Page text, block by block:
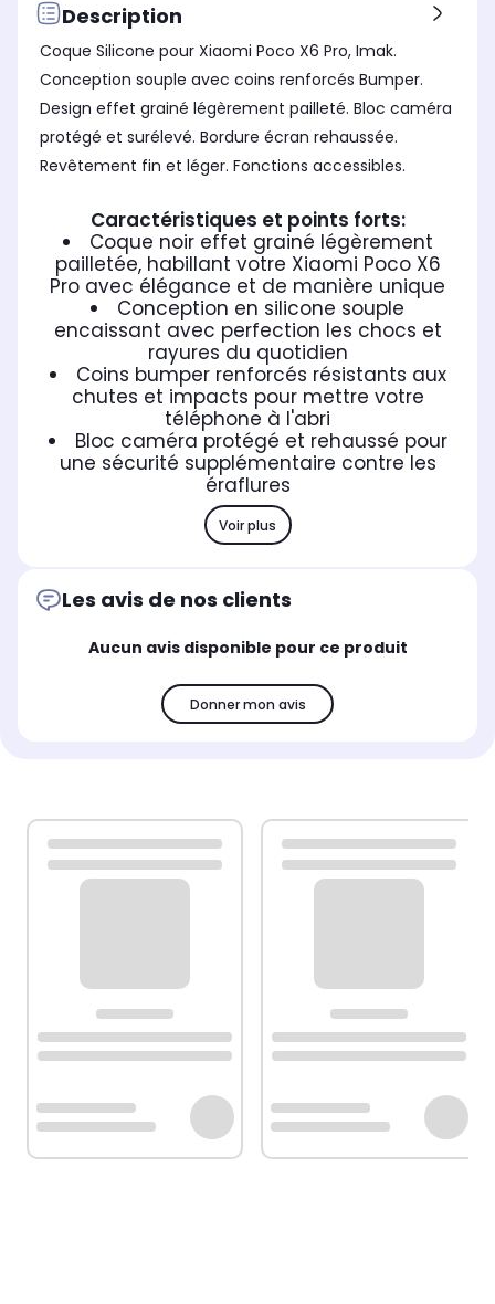
Description
Coque Silicone pour Xiaomi Poco X6 Pro, Imak.
Conception souple avec coins renforcés Bumper.
Design effet grainé légèrement pailleté. Bloc caméra
protégé et surélevé. Bordure écran rehaussée.
Revêtement fin et léger. Fonctions accessibles.
Caractéristiques et points forts:
Coque noir effet grainé légèrement
pailletée, habillant votre Xiaomi Poco X6
Pro avec élégance et de manière unique
Conception en silicone souple
encaissant avec perfection les chocs et
rayures du quotidien
Coins bumper renforcés résistants aux
chutes et impacts pour mettre votre
téléphone à l'abri
Bloc caméra protégé et rehaussé pour
une sécurité supplémentaire contre les
éraflures
Voir plus
Les avis de nos clients
Aucun avis disponible pour ce produit
Donner mon avis